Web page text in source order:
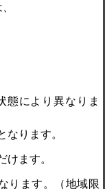
態により異なりま
なります。
けます。
ります。（地域限